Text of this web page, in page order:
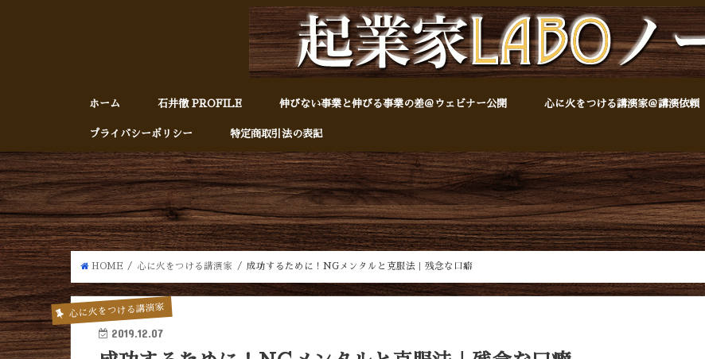
ホーム 石井徹 PROFILE 伸びない事業と伸びる事業の差＠ウェビナー公開 心に火をつける講演家＠講演依頼
プライバシーポリシー 特定商取引法の表記
HOME 心に火をつける講演家 成功するために！NGメンタルと克服法｜残念な口癖
心に火をつける講演家
2019.12.07